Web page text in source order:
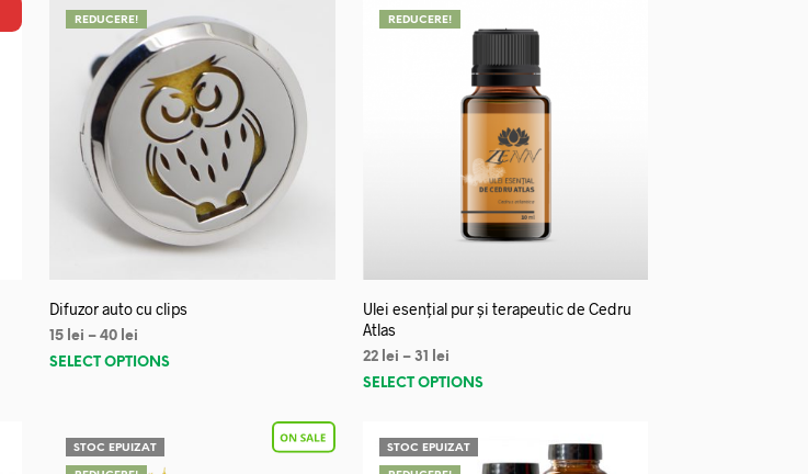
REDUCERE!
Difuzor auto cu clips
15 lei –40 lei
SELECT OPTIONS
REDUCERE!
Ulei esențial pur și terapeutic de Cedru
Atlas
22 lei – 31
lei
SELECT OPTIONS
STOC EPUIZAT STOC EPUIZAT